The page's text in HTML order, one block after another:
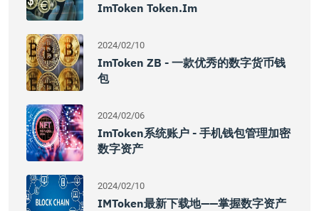
ImToken Token.im
2024/02/10
ImToken ZB - 一款优秀的数字货币钱
包
2024/02/06
ImToken系统账户 - 手机钱包管理加密
数字资产
2024/02/10
IMToken最新下载地——掌握数字资产